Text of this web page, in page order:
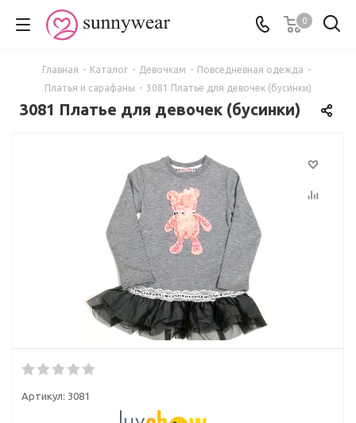
0
Главная - Каталог - Девочкам - Повседневная одежда -
Платья и сарафаны - 3081 Платье для девочек (бусинки)
3081 Платье для девочек (бусинки)
Артикул: 3081